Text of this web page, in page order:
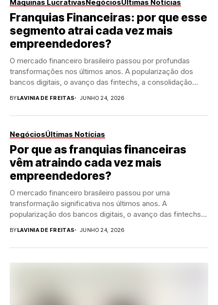
Máquinas Lucrativas NegóciosÚltimas Notícias
Franquias Financeiras: por que esse
segmento atrai cada vez mais
empreendedores?
O mercado financeiro brasileiro passou por profundas
transformações nos últimos anos. A popularização dos
bancos digitais, o avanço das fintechs, a consolidação
BYLAVINIA DE FREITAS JUNHO 24, 2026
NegóciosÚltimas Notícias
Por que as franquias financeiras
vêm atraindo cada vez mais
empreendedores?
O mercado financeiro brasileiro passou por uma
transformação significativa nos últimos anos. A
popularização dos bancos digitais, o avanço das fintechs e
BYLAVINIA DE FREITAS JUNHO 24, 2026